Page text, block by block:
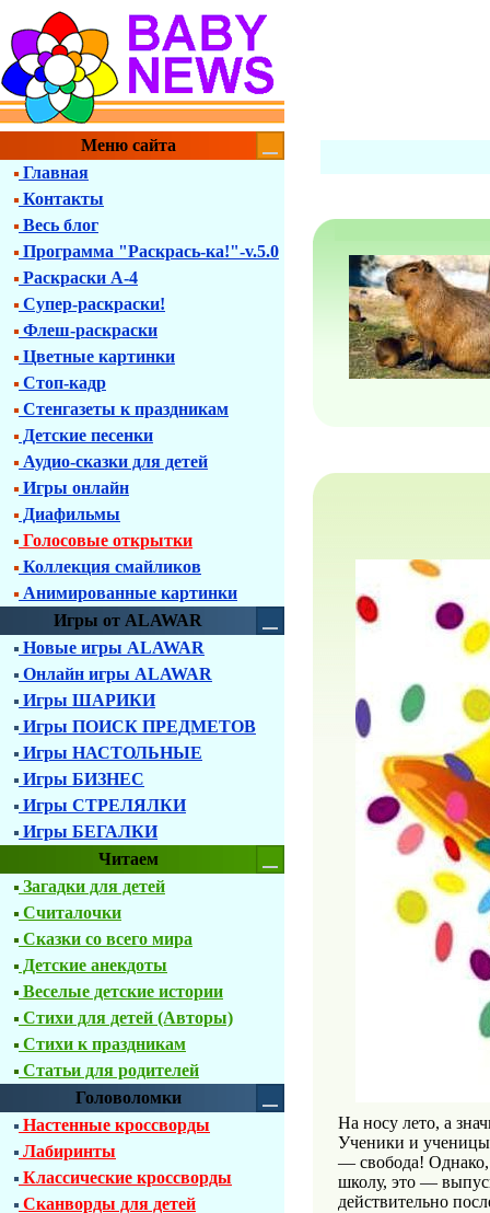
Меню сайта
Главная
Контакты
Весь блог
Программа "Раскрась-ка!"-v.5.0
Раскраски А-4
Супер-раскраски!
Флеш-раскраски
Цветные картинки
Стоп-кадр
Стенгазеты к праздникам
Детские песенки
Аудио-сказки для детей
Игры онлайн
Диафильмы
Голосовые открытки
Коллекция смайликов
Анимированные картинки
Игры от ALAWAR
Новые игры ALAWAR
Онлайн игры ALAWAR
Игры ШАРИКИ
Игры ПОИСК ПРЕДМЕТОВ
Игры НАСТОЛЬНЫЕ
Игры БИЗНЕС
Игры СТРЕЛЯЛКИ
Игры БЕГАЛКИ
Читаем
Загадки для детей
Считалочки
Сказки со всего мира
Детские анекдоты
Веселые детские истории
Стихи для детей (Авторы)
Стихи к праздникам
Статьи для родителей
Головоломки
Настенные кроссворды
Лабиринты
Классические кроссворды
Сканворды для детей
На носу лето, а
Ученики и ученицы
— свобода! Однако,
школу, это —
действительно